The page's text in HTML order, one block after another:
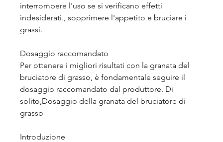
interrompere l'uso se si verificano effetti
indesiderati., sopprimere l'appetito e bruciare i
grassi.
Dosaggio raccomandato
Per ottenere i migliori risultati con la granata del
bruciatore di grasso, è fondamentale seguire il
dosaggio raccomandato dal produttore. Di
solito,Dosaggio della granata del bruciatore di
grasso
Introduzione